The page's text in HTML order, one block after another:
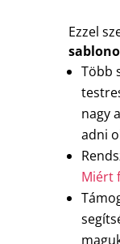
Ezzel
Több
nagy
adni
Miért